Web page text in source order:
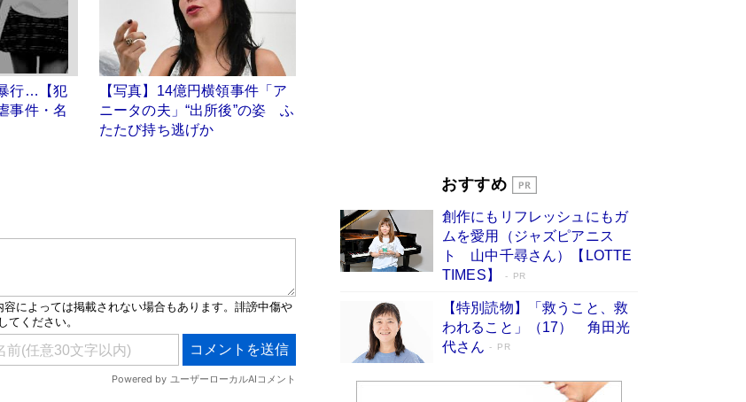
行…【犯
事件・名
【写真】14億円横領事件「ア
ニータの夫」“出所後”の姿 ふ
たたび持ち逃げか
開発への関心を押し上げた18年の物語に幕 特装
Book Bang
「不意に涙が出そうに…」高嶋政伸が明かし
た“13歳の娘を暴行する役”への葛藤 インティマ
シーコーディネーターに支えられたNHK『大奥』
おすすめ
創作にもリフレッシュにもガ
ムを愛用（ジャズピアニス
ト 山中千尋さん）【LOTTE
TIMES】
PR
【特別読物】「救うこと、救
われること」（17） 角田光
代さん
PR